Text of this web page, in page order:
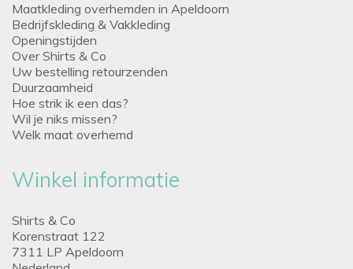
Maatkleding overhemden in Apeldoorn
Bedrijfskleding & Vakkleding
Openingstijden
Over Shirts & Co
Uw bestelling retourzenden
Duurzaamheid
Hoe strik ik een das?
Wil je niks missen?
Welk maat overhemd
Winkel informatie
Shirts & Co
Korenstraat 122
7311 LP Apeldoorn